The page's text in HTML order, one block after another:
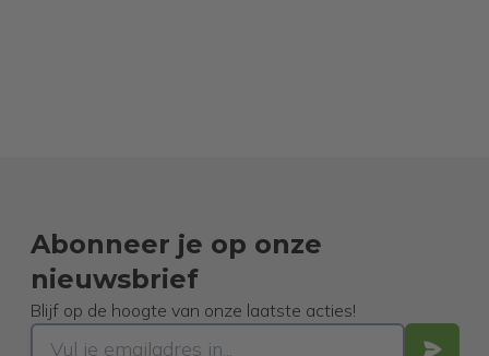
Abonneer je op onze
nieuwsbrief
Blijf op de hoogte van onze laatste acties!